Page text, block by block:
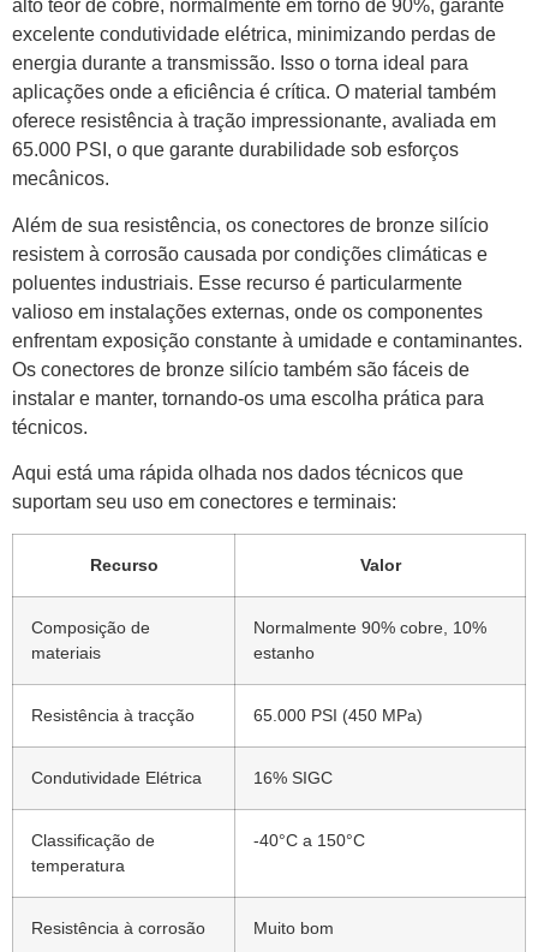
alto teor de cobre, normalmente em torno de 90%, garante
excelente condutividade elétrica, minimizando perdas de
energia durante a transmissão. Isso o torna ideal para
aplicações onde a eficiência é crítica. O material também
oferece resistência à tração impressionante, avaliada em
65.000 PSI, o que garante durabilidade sob esforços
mecânicos.
Além de sua resistência, os conectores de bronze silício
resistem à corrosão causada por condições climáticas e
poluentes industriais. Esse recurso é particularmente
valioso em instalações externas, onde os componentes
enfrentam exposição constante à umidade e contaminantes.
Os conectores de bronze silício também são fáceis de
instalar e manter, tornando-os uma escolha prática para
técnicos.
Aqui está uma rápida olhada nos dados técnicos que
suportam seu uso em conectores e terminais:
Recurso Valor
Composição de
materiais
Normalmente 90% cobre, 10%
estanho
Resistência à tracção 65.000 PSI (450 MPa)
Condutividade Elétrica 16% SIGC
Classificação de
temperatura
-40°C a 150°C
Resistência à corrosão Muito bom